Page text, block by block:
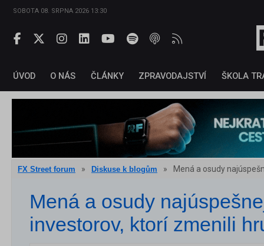
SOBOTA 08. SRPNA 2026 13:30
ÚVOD O NÁS ČLÁNKY ZPRAVODAJSTVÍ ŠKOLA
FX Street forum » Diskuse k blogům » Mená a osudy
Mená a osudy
investorov, ktorí zmenili